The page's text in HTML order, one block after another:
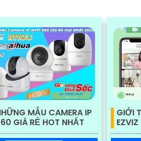
MẪU CAMERA IP
GIÁ RẺ HOT NHẤT
GIỚI